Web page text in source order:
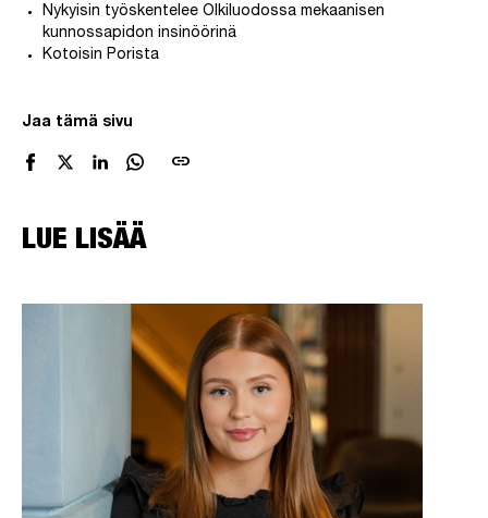
Nykyisin työskentelee Olkiluodossa mekaanisen
kunnossapidon insinöörinä
Kotoisin Porista
Jaa tämä sivu
link
LUE LISÄÄ